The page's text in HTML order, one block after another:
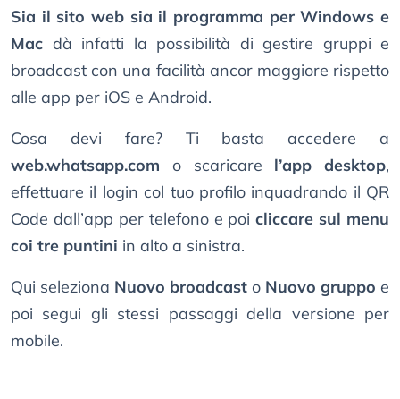
Sia il sito web sia il programma per Windows e
Mac dà infatti la possibilità di gestire gruppi e
broadcast con una facilità ancor maggiore rispetto
alle app per iOS e Android.
Cosa devi fare? Ti basta accedere a
web.whatsapp.com o scaricare l’app desktop,
effettuare il login col tuo profilo inquadrando il QR
Code dall’app per telefono e poicliccare sul menu
coi tre puntini in alto a sinistra.
Qui seleziona Nuovo broadcast o Nuovo gruppo e
poi segui gli stessi passaggi della versione per
mobile.